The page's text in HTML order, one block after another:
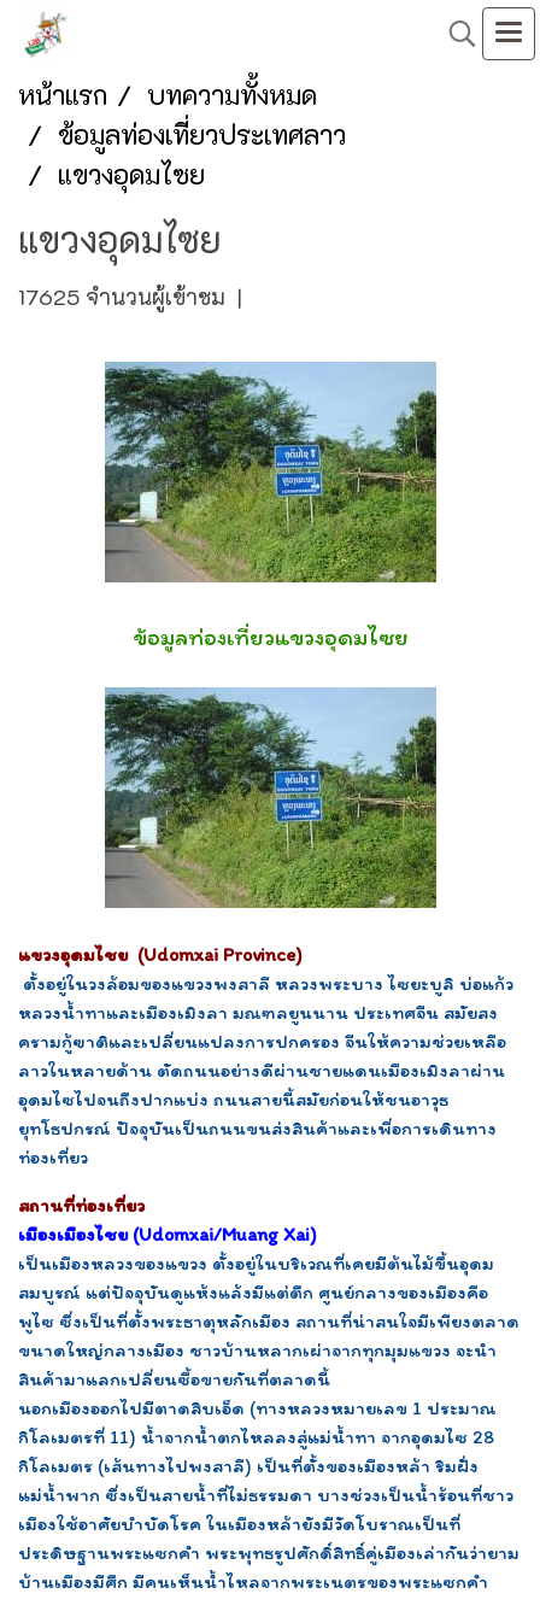
หน้าแรก
บทความทั้งหมด
ข้อมูลท่องเที่ยวประเทศลาว
แขวงอุดมไซย
แขวงอุดมไซย
17625 จำนวนผู้เข้าชม |
ข้อมูลท่องเที่ยวแขวงอุดมไซย
แขวงอุดมไชย (Udomxai Province)
ตั้งอยู่ในวงล้อมของแขวงพงสาลี หลวงพระบาง ไซยะบูลิ บ่อแก้ว
หลวงน้ำทาและเมืองเมิงลา มณฑลยูนนาน ประเทศจีน สมัยสง
ครามกู้ฃาติและเปลี่ยนแปลงการปกครอง จีนให้ความช่วยเหลือ
ลาวในหลายด้าน ตัดถนนอย่างดีผ่านชายแดนเมืองเมิงลาผ่าน
อุดมไซไปจนถึงปากแบ่ง ถนนสายนี้สมัยก่อนให้ชนอาวุธ
ยุทโธปกรณ์ ปัจจุบันเป็นถนนขนส่งสินค้าและเพื่อการเดินทาง
ท่องเที่ยว
สถานที่ท่องเที่ยว
เมืองเมืองไชย (Udomxai/Muang Xai)
เป็นเมืองหลวงของแขวง ตั้งอยู่ในบริเวณที่เคยมีต้นไม้ขึ้นอุดม
สมบูรณ์ แต่ปัจจุบันดูแห้งแล้งมีแต่ตึก ศูนย์กลางของเมืองคือ
พูไซ ซึ่งเป็นที่ตั้งพระธาตุหลักเมือง สถานที่น่าสนใจมีเพียงตลาด
ขนาดใหญ่กลางเมือง ชาวบ้านหลากเผ่าจากทุกมุมแขวง จะนำ
สินค้ามาแลกเปลี่ยนซื้อขายกันที่ตลาดนี้
นอกเมืองออกไปมีตาดสิบเอ็ด (ทางหลวงหมายเลข 1 ประมาณ
กิโลเมตรที่ 11) น้ำจากน้ำตกไหลลงสู่แม่น้ำทา จากอุดมไซ 28
กิโลเมตร (เส้นทางไปพงสาลี) เป็นที่ตั้งของเมืองหล้า ริมฝั่ง
แม่น้ำพาก ซึ่งเป็นสายน้ำที่ไม่ธรรมดา บางช่วงเป็นน้ำร้อนที่ชาว
เมืองใช้อาศัยบำบัดโรค ในเมืองหล้ายังมีวัดโบราณเป็นที่
ประดิษฐานพระแซกคำ พระพุทธรูปศักดิ์สิทธิ์คู่เมืองเล่ากันว่ายาม
บ้านเมืองมีศึก มีคนเห็นน้ำไหลจากพระเนตรของพระแซกคำ